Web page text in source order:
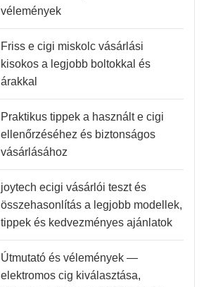
vélemények
Friss e cigi miskolc vásárlási
kisokos a legjobb boltokkal és
árakkal
Praktikus tippek a használt e cigi
ellenőrzéséhez és biztonságos
vásárlásához
joytech ecigi vásárlói teszt és
összehasonlítás a legjobb modellek,
tippek és kedvezményes ajánlatok
Útmutató és vélemények —
elektromos cig kiválasztása,